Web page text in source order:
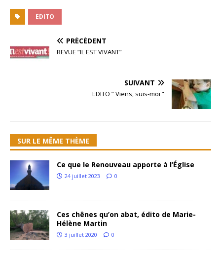
EDITO
PRÉCÉDENT
REVUE “IL EST VIVANT”
SUIVANT
EDITO ” Viens, suis-moi “
SUR LE MÊME THÈME
Ce que le Renouveau apporte à l’Église
24 juillet 2023 0
Ces chênes qu’on abat, édito de Marie-
Hélène Martin
3 juillet 2020 0